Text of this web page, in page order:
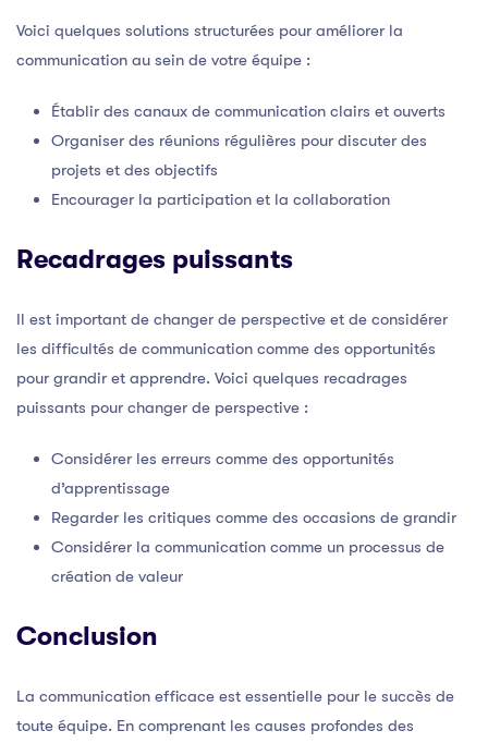
Voici quelques solutions structurées pour améliorer la
communication au sein de votre équipe :
Établir des canaux de communication clairs et ouverts
Organiser des réunions régulières pour discuter des
projets et des objectifs
Encourager la participation et la collaboration
Recadrages puissants
Il est important de changer de perspective et de considérer
les difficultés de communication comme des opportunités
pour grandir et apprendre. Voici quelques recadrages
puissants pour changer de perspective :
Considérer les erreurs comme des opportunités
d’apprentissage
Regarder les critiques comme des occasions de grandir
Considérer la communication comme un processus de
création de valeur
Conclusion
La communication efficace est essentielle pour le succès de
toute équipe. En comprenant les causes profondes des